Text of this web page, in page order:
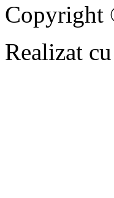
Copyright
Realizat cu